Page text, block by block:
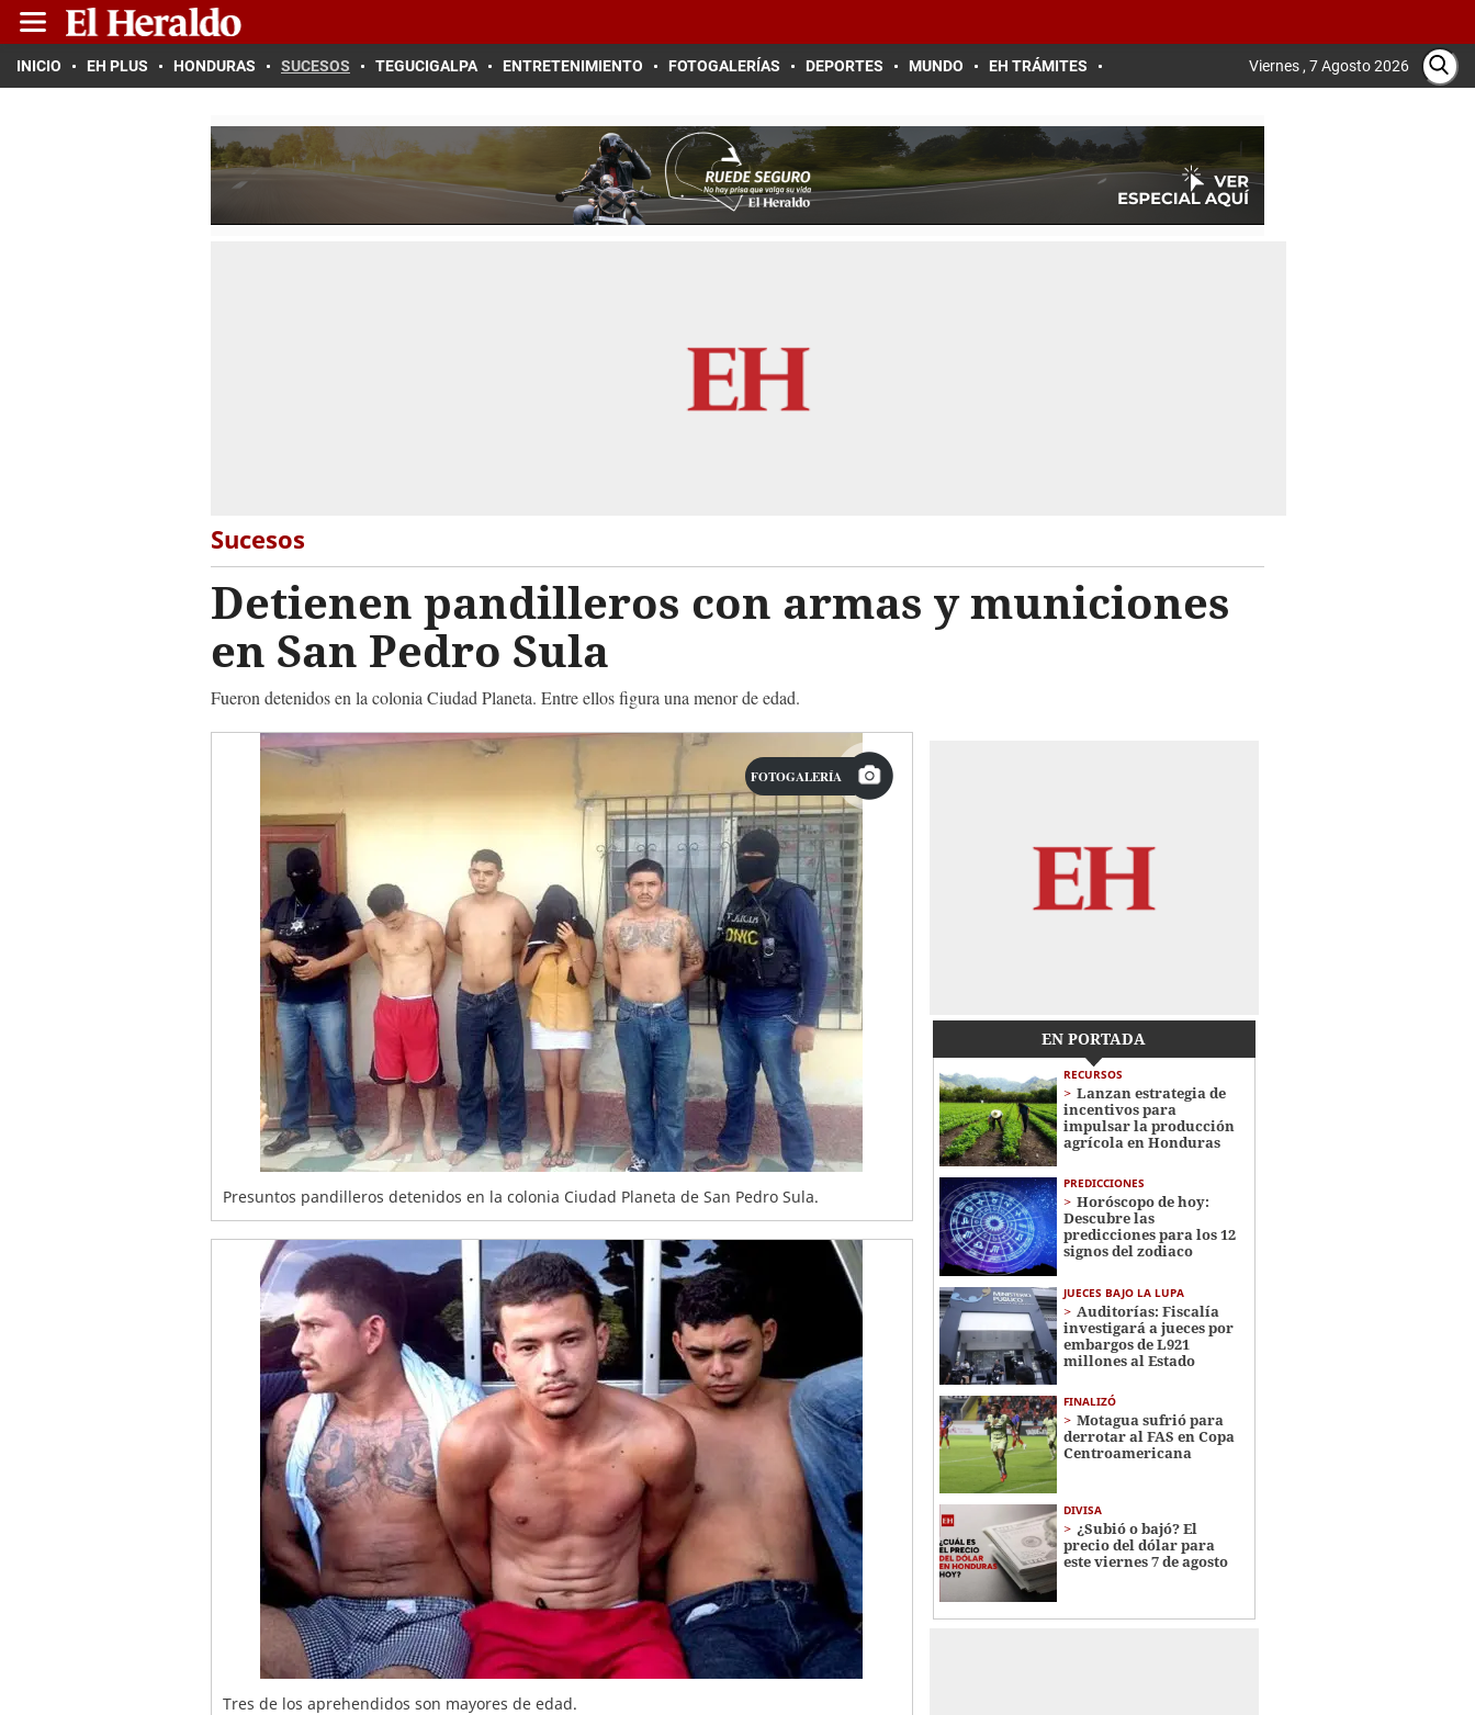
INICIO EH PLUS HONDURAS SUCESOS TEGUCIGALPA ENTRETENIMIENTO FOTOGALERÍAS DEPORTES MUNDO EH TRÁMITES Viernes , 7 Agosto 2026
Sucesos
Detienen pandilleros con armas y municiones
en San Pedro Sula
Fueron detenidos en la colonia Ciudad Planeta. Entre ellos figura una menor de edad.
FOTOGALERÍA
Presuntos pandilleros detenidos en la colonia Ciudad Planeta de San Pedro Sula.
Tres de los aprehendidos son mayores de edad.
EN PORTADA
RECURSOS
Lanzan estrategia de
incentivos para
impulsar la producción
agrícola en Honduras
PREDICCIONES
Horóscopo de hoy:
Descubre las
predicciones para los 12
signos del zodiaco
JUECES BAJO LA LUPA
Auditorías: Fiscalía
investigará a jueces por
embargos de L921
millones al Estado
FINALIZÓ
Motagua sufrió para
derrotar al FAS en Copa
Centroamericana
DIVISA
¿Subió o bajó? El
precio del dólar para
este viernes 7 de agosto